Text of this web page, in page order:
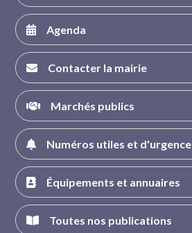
Agenda
Contacter la mairie
Marchés publics
Numéros utiles et d'urgence
Équipements et annuaires
Toutes nos publications